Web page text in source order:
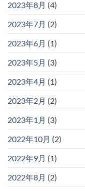
2023年8月 (4)
2023年7月 (2)
2023年6月 (1)
2023年5月 (3)
2023年4月 (1)
2023年2月 (2)
2023年1月 (3)
2022年10月 (2)
2022年9月 (1)
2022年8月 (2)